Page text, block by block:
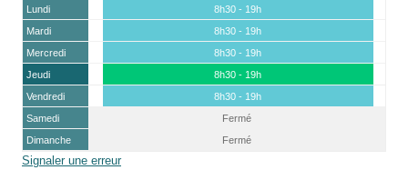
Lundi
8h30 - 19h
Mardi
8h30 - 19h
Mercredi
8h30 - 19h
Jeudi
8h30 - 19h
Vendredi
8h30 - 19h
Samedi
Fermé
Dimanche
Fermé
Signaler une erreur